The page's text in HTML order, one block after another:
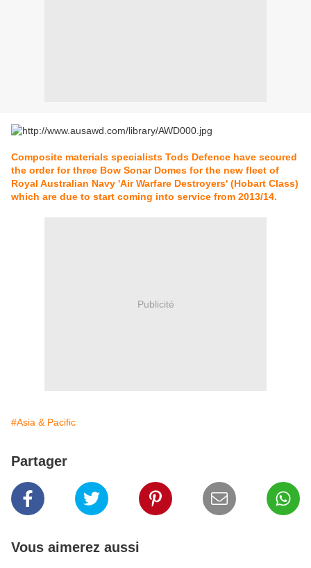
Composite materials specialists Tods Defence have secured
the order for three Bow Sonar Domes for the new fleet of
Royal Australian Navy 'Air Warfare Destroyers' (Hobart Class)
which are due to start coming into service from 2013/14.
Publicité
#Asia & Pacific
Partager
Vous aimerez aussi